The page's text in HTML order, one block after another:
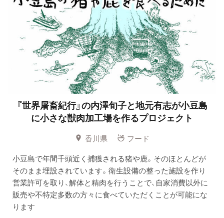
『世界屠畜紀行』の内澤旬子と地元有志が小豆島
に小さな獣肉加工場を作るプロジェクト
香川県
フード
小豆島で年間千頭近く捕獲される猪や鹿。そのほとんどが
そのまま埋設されています。衛生設備の整った施設を作り
営業許可を取り、解体と精肉を行うことで、自家消費以外に
販売や不特定多数の方々に食べていただくことが可能にな
ります